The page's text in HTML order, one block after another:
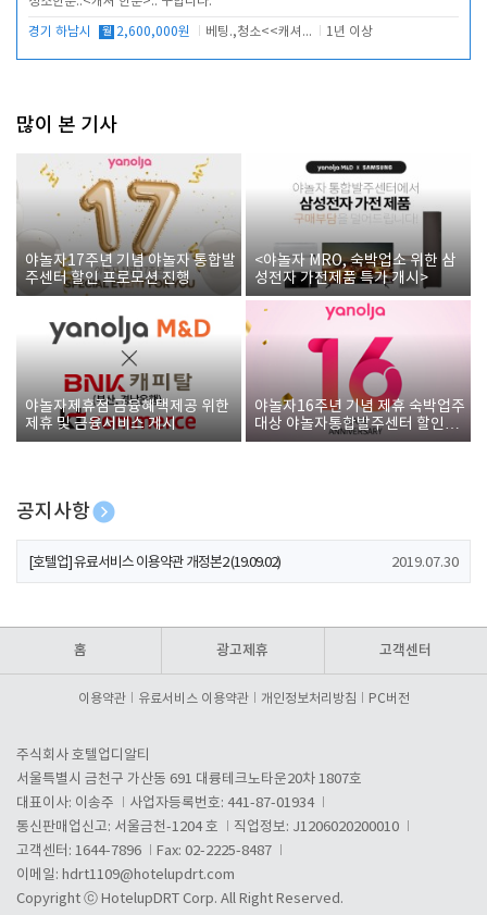
경기 하남시 월 2,600,000원 베팅.,청소<<캐셔 모셔봅니다. 1년 이상
많이 본 기사
야놀자17주년 기념 야놀자 통합발
주센터 할인 프로모션 진행
<야놀자 MRO, 숙박업소 위한 삼
성전자 가전제품 특가 개시>
야놀자제휴점 금융혜택제공 위한
제휴 및 금융서비스 게시
야놀자16주년 기념 제휴 숙박업주
대상 야놀자통합발주센터 할인쿠
폰 증정
공지사항
[호텔업] 개인정보 처리방침 개정본1 (19.09.02)
[호텔업] 유료서비스 이용약관 개정본2 (19.09.02) 2019.07.30
홈 광고제휴 고객센터
이용약관 유료서비스 이용약관 개인정보처리방침 PC버전
주식회사 호텔업디알티
서울특별시 금천구 가산동 691 대륭테크노타운20차 1807호
대표이사: 이송주
사업자등록번호: 441-87-01934
통신판매업신고: 서울금천-1204 호
직업정보: J1206020200010
고객센터: 1644-7896
Fax: 02-2225-8487
이메일: hdrt1109@hotelupdrt.com
Copyright ⓒ HotelupDRT Corp. All Right Reserved.